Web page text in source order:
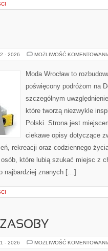
- 2026 MOŻLIWOŚĆ
Moda Wrocław to
poświęcony podróżom na
szczególnym
które tworzą niezwykle
Polski. Strona jest
ciekawe opisy dotyczące
rekreacji oraz codziennego
które lubią szukać miejsc z
najbardziej znanych […]
- 2026 MOŻLIWOŚĆ